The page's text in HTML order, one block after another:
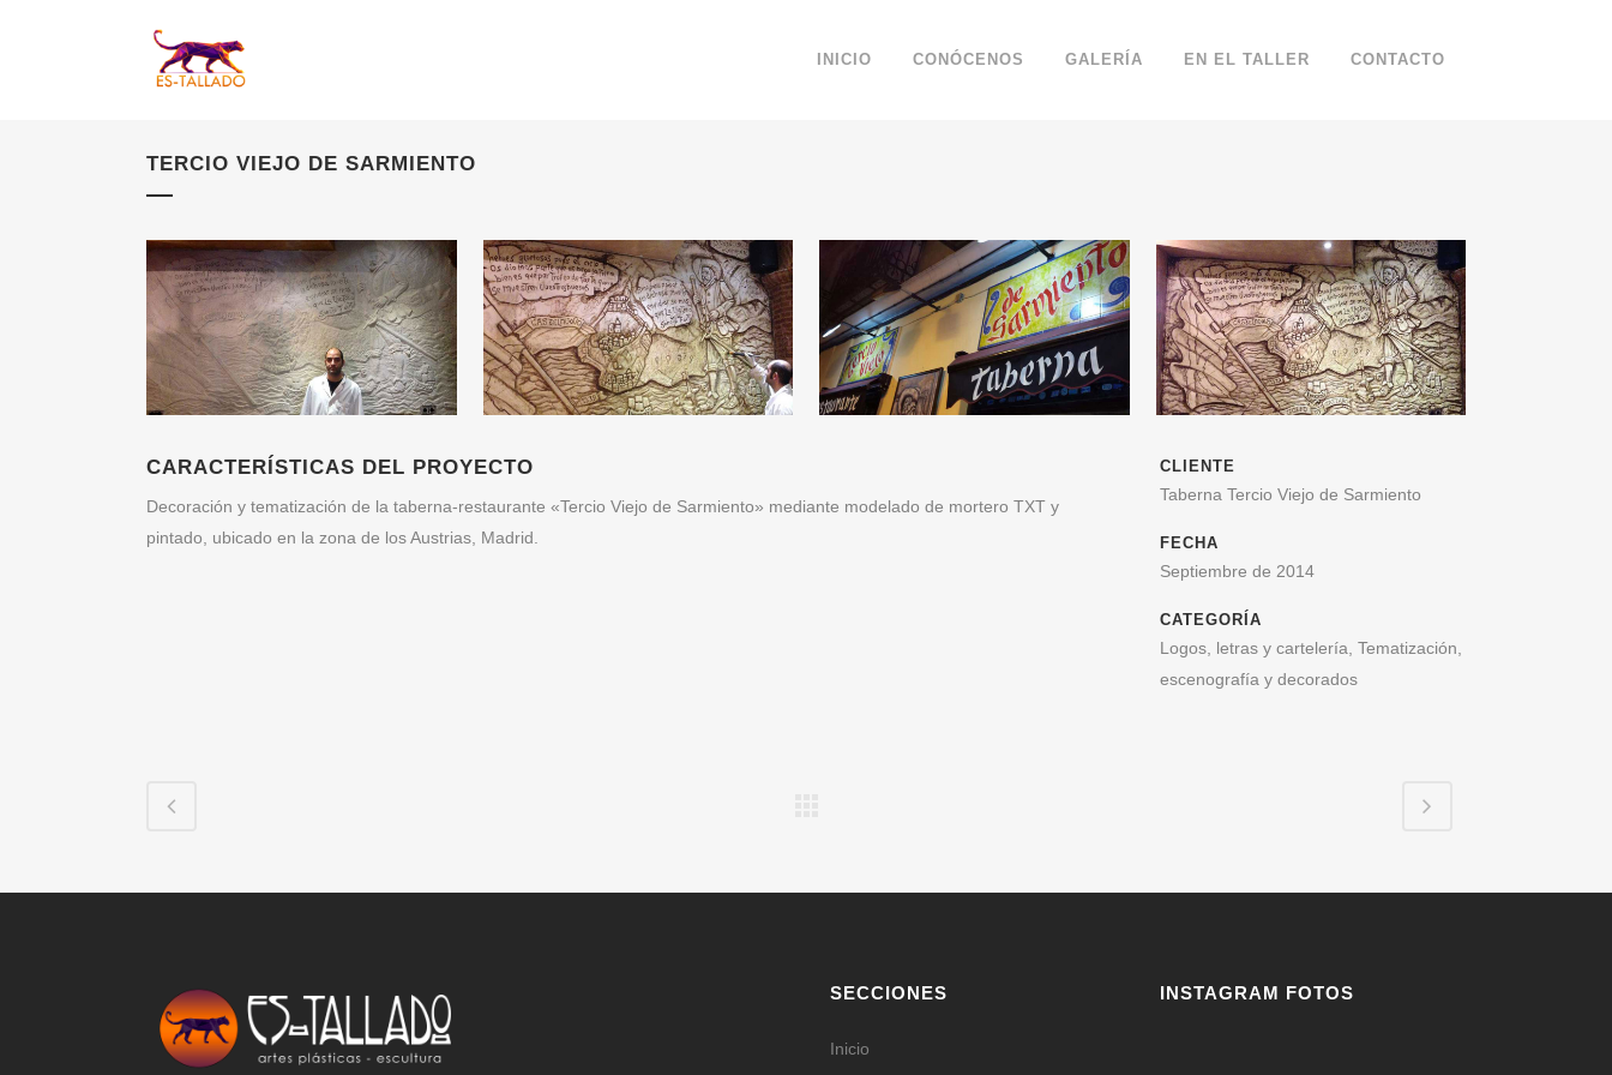
INICIO CONÓCENOS GALERÍA EN EL TALLER CONTACTO
TERCIO VIEJO DE SARMIENTO
CARACTERÍSTICAS DEL PROYECTO
Decoración y tematización de la taberna-restaurante «Tercio Viejo de Sarmiento» mediante modelado de mortero TXT y
pintado, ubicado en la zona de los Austrias, Madrid.
CLIENTE
Taberna Tercio Viejo de Sarmiento
FECHA
Septiembre de 2014
CATEGORÍA
Logos, letras y cartelería, Tematización,
escenografía y decorados
SECCIONES
Inicio
INSTAGRAM FOTOS